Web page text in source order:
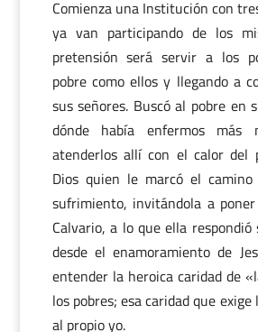
Comienza una Institución con
ya van participando de los
pretensión será servir a los
pobre como ellos y llegando a
sus señores. Buscó al pobre en
dónde había enfermos más
atenderlos allí con el calor del
Dios quien le marcó el
sufrimiento, invitándola a
Calvario, a lo que ella respondió
desde el enamoramiento de
entender la heroica caridad de
los pobres; esa caridad que
al propio yo.